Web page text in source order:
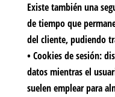
Existe también una
de tiempo que
del cliente, pudiendo
• Cookies de sesión:
datos mientras el
suelen emplear para